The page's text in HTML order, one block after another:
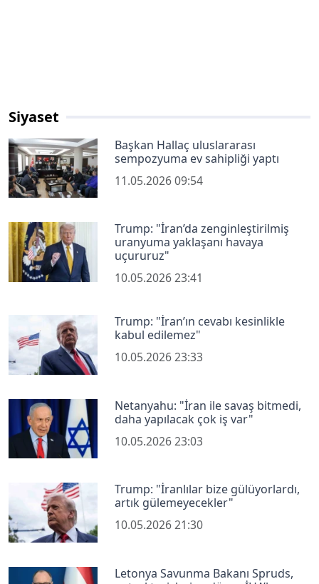
Siyaset
Başkan Hallaç uluslararası
sempozyuma ev sahipliği yaptı
11.05.2026 09:54
Trump: "İran’da zenginleştirilmiş
uranyuma yaklaşanı havaya
uçururuz"
10.05.2026 23:41
Trump: "İran’ın cevabı kesinlikle
kabul edilemez"
10.05.2026 23:33
Netanyahu: "İran ile savaş bitmedi,
daha yapılacak çok iş var"
10.05.2026 23:03
Trump: "İranlılar bize gülüyorlardı,
artık gülemeyecekler"
10.05.2026 21:30
Letonya Savunma Bakanı Spruds,